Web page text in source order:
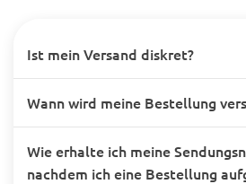
Ist mein Versand diskret?
Wann wird meine Bestellung
Wie erhalte ich meine
nachdem ich eine Bestellung